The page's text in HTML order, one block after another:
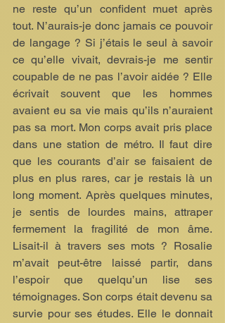
ne reste qu’un confident muet après
tout. N’aurais-je donc jamais ce pouvoir
de langage ? Si j’étais le seul à savoir
ce qu’elle vivait, devrais-je me sentir
coupable de ne pas l’avoir aidée ? Elle
écrivait souvent que les hommes
avaient eu sa vie mais qu’ils n’auraient
pas sa mort. Mon corps avait pris place
dans une station de métro. Il faut dire
que les courants d’air se faisaient de
plus en plus rares, car je restais là un
long moment. Après quelques minutes,
je sentis de lourdes mains, attraper
fermement la fragilité de mon âme.
Lisait-il à travers ses mots ? Rosalie
m’avait peut-être laissé partir, dans
l’espoir que quelqu’un lise ses
témoignages. Son corps était devenu sa
survie pour ses études. Elle le donnait